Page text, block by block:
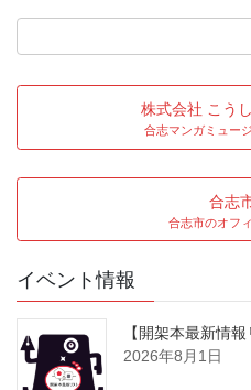
株式会社 こう
合志マンガミュー
合志
合志市のオフ
イベント情報
【開架本最新情
2026年8月1日